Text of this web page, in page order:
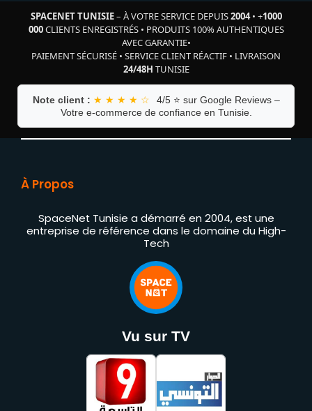
SPACENET TUNISIE– À VOTRE SERVICE DEPUIS2004• +1000
000CLIENTS ENREGISTRÉS• PRODUITS 100% AUTHENTIQUES
AVEC GARANTIE•
PAIEMENT SÉCURISÉ • SERVICE CLIENT RÉACTIF • LIVRAISON
24/48H TUNISIE
Note client : ★ ★ ★ ★ ☆
4/5 ⭐ sur Google Reviews –
Votre e-commerce de confiance en Tunisie.
À Propos
SpaceNet Tunisie a démarré en 2004, est une
entreprise de référence dans le domaine du High-
Tech
Vu sur TV